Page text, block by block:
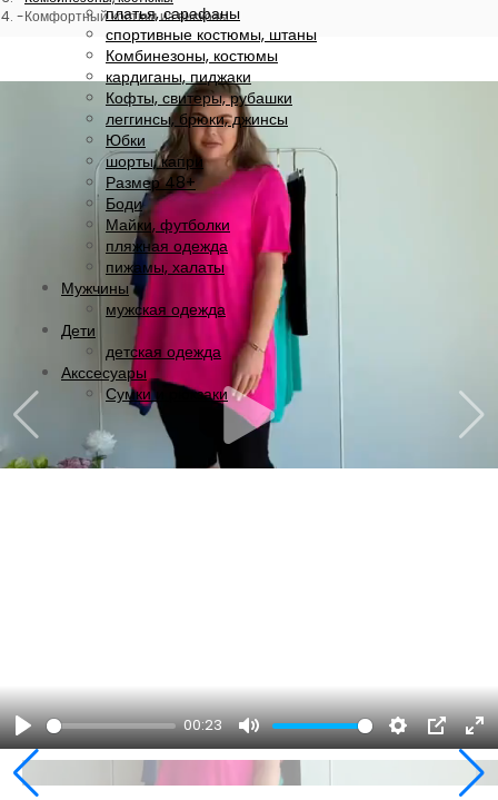
платья, сарафаны
спортивные костюмы, штаны
Комбинезоны, костюмы
кардиганы, пиджаки
Кофты, свитеры, рубашки
леггинсы, брюки, джинсы
Юбки
шорты, капри
Размер 48+
Боди
Майки, футболки
пляжная одежда
пижамы, халаты
Мужчины
мужская одежда
Дети
детская одежда
Акссесуары
Сумки и рюкзаки
Комфортный костюм из вискозы
Play
00:23
Mute Settings
PIP